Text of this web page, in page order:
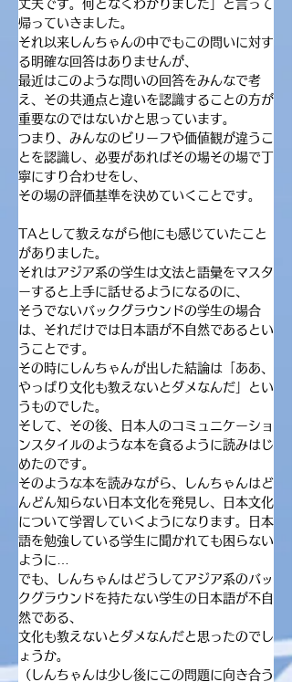
丈夫です。何となくわかりました」と言って
帰っていきました。
それ以来しんちゃんの中でもこの問いに対す
る明確な回答はありませんが、
最近はこのような問いの回答をみんなで考
え、その共通点と違いを認識することの方が
重要なのではないかと思っています。
つまり、みんなのビリーフや価値観が違うこ
とを認識し、必要があればその場その場で丁
寧にすり合わせをし、
その場の評価基準を決めていくことです。
TAとして教えながら他にも感じていたこと
がありました。
それはアジア系の学生は文法と語彙をマスタ
ーすると上手に話せるようになるのに、
そうでないバックグラウンドの学生の場合
は、それだけでは日本語が不自然であるとい
うことです。
その時にしんちゃんが出した結論は「ああ、
やっぱり文化も教えないとダメなんだ」とい
うものでした。
そして、その後、日本人のコミュニケーショ
ンスタイルのような本を貪るように読みはじ
めたのです。
そのような本を読みながら、しんちゃんはど
んどん知らない日本文化を発見し、日本文化
について学習していくようになります。日本
語を勉強している学生に聞かれても困らない
ように…
でも、しんちゃんはどうしてアジア系のバッ
クグラウンドを持たない学生の日本語が不自
然である、
文化も教えないとダメなんだと思ったのでし
ょうか。
（しんちゃんは少し後にこの問題に向き合う